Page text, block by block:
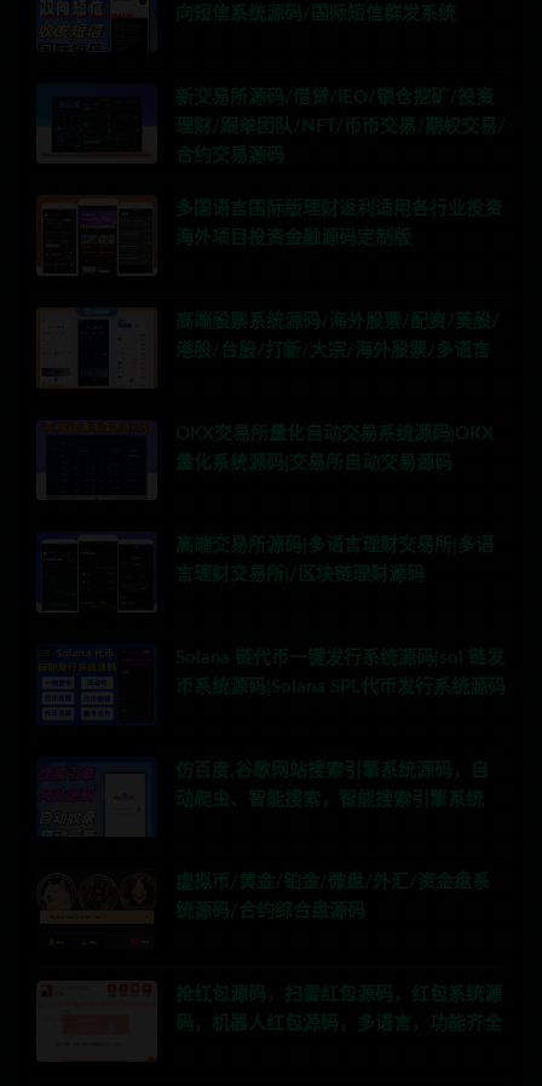
向短信系统源码/国际短信群发系统
新交易所源码/借贷/IEO/锁仓挖矿/投资
理财/跟单团队/NFT/币币交易/期权交易/
合约交易源码
多国语言国际版理财返利适用各行业投资
海外项目投资金融源码定制版
高端股票系统源码/海外股票/配资/美股/
港股/台股/打新/大宗/海外股票/多语言
OKX交易所量化自动交易系统源码|OKX
量化系统源码|交易所自动交易源码
高端交易所源码|多语言理财交易所|多语
言理财交易所|/区块链理财源码
Solana 链代币一键发行系统源码|sol 链发
币系统源码|Solana SPL代币发行系统源码
仿百度,谷歌网站搜索引擎系统源码，自
动爬虫、智能搜索，智能搜索引擎系统
虚拟币/黄金/铂金/微盘/外汇/资金盘系
统源码/合约综合盘源码
抢红包源码，扫雷红包源码，红包系统源
码，机器人红包源码，多语言，功能齐全